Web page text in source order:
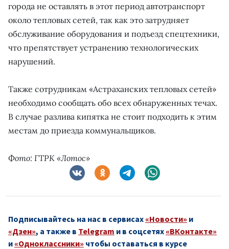
города не оставлять в этот период автотранспорт
около тепловых сетей, так как это затрудняет
обслуживание оборудования и подъезд спецтехники,
что препятствует устранению технологических
нарушений.
Также сотрудникам «Астраханских тепловых сетей»
необходимо сообщать обо всех обнаруженных течах.
В случае разлива кипятка не стоит подходить к этим
местам до приезда коммунальщиков.
Фото: ГТРК «Лотос»
Подписывайтесь на нас в сервисах «Новости» и
«Дзен», а также в Telegram и в соцсетях «ВКонтакте»
и «Одноклассники» чтобы оставаться в курсе